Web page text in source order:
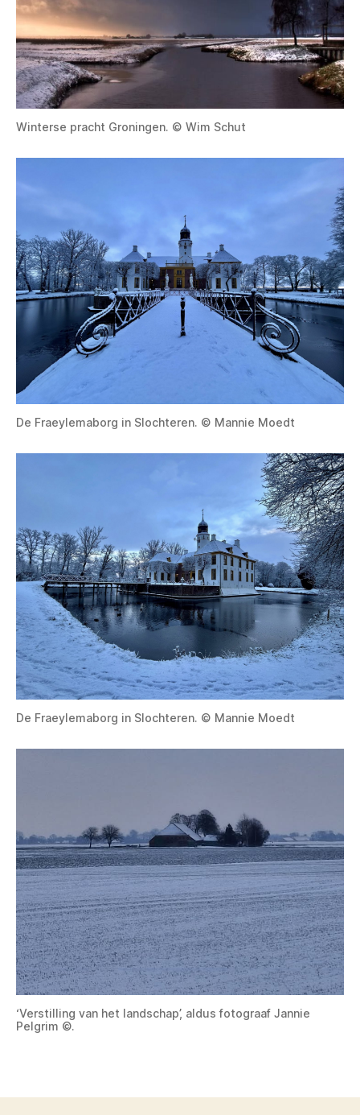
Winterse pracht Groningen. © Wim Schut
De Fraeylemaborg in Slochteren. © Mannie Moedt
De Fraeylemaborg in Slochteren. © Mannie Moedt
‘Verstilling van het landschap’, aldus fotograaf Jannie
Pelgrim ©.